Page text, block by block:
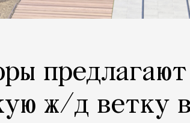
предлагают
ж/д ветку